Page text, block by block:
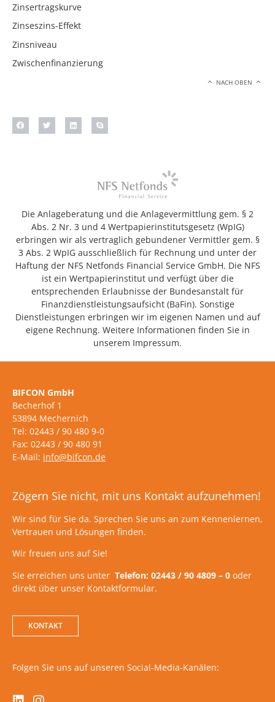
Zinsertragskurve
Zinseszins-Effekt
Zinsniveau
Zwischenfinanzierung
NACH OBEN
Die Anlageberatung und die Anlagevermittlung gem. § 2
Abs. 2 Nr. 3 und 4 Wertpapierinstitutsgesetz (WpIG)
erbringen wir als vertraglich gebundener Vermittler gem. §
3 Abs. 2 WpIG ausschließlich für Rechnung und unter der
Haftung der NFS Netfonds Financial Service GmbH. Die NFS
ist ein Wertpapierinstitut und verfügt über die
entsprechenden Erlaubnisse der Bundesanstalt für
Finanzdienstleistungsaufsicht (BaFin). Sonstige
Dienstleistungen erbringen wir im eigenen Namen und auf
eigene Rechnung. Weitere Informationen finden Sie in
unserem Impressum.
BIFCON GmbH
Becherhof 1
53894 Mechernich
Tel: 02443 / 90 480 9-0
Fax: 02443 / 90 480 91
E-Mail: info@bifcon.de
Zögern Sie nicht, mit uns Kontakt aufzunehmen!
Wir sind für Sie da. Sprechen Sie uns an zum Kennenlernen,
Vertrauen und Lösungen finden.
Wir freuen uns auf Sie!
Sie erreichen uns unter Telefon: 02443 / 90 4809 – 0 oder
direkt über unser Kontaktformular.
KONTAKT
Folgen Sie uns auf unseren Social-Media-Kanälen: